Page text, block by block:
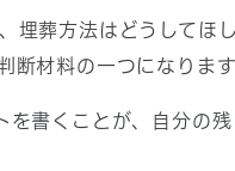
埋葬方法はどうしてほ
断材料の一つになります
を書くことが、自分の